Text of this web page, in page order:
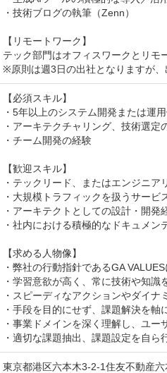
・技術ブログの執筆（Zenn）
【リモートワーク】
テック部門はオフィスワークとリモ
※原則は週3日の出社となりますが、
【必須スキル】
・5年以上のシステム開発または運
・アーキテクチャリング、技術選定
・チーム開発の経験
【歓迎スキル】
・テックリード、またはエンジニア
・大規模トラフィックを扱うサービ
・アーキテクトとしての設計・開発
・社内における積極的なドキュメン
【求める人物像】
・弊社の行動指針であるGA
・学習意欲が高く、常に技術や知識
・スピーディなアクションやダイ
・手段を目的にせず、課題解決を軸
・事業ドメインを深く理解し、ユ
・適切な課題抽出、課題設定を自
東京都港区六本木3-2-1住友不動産